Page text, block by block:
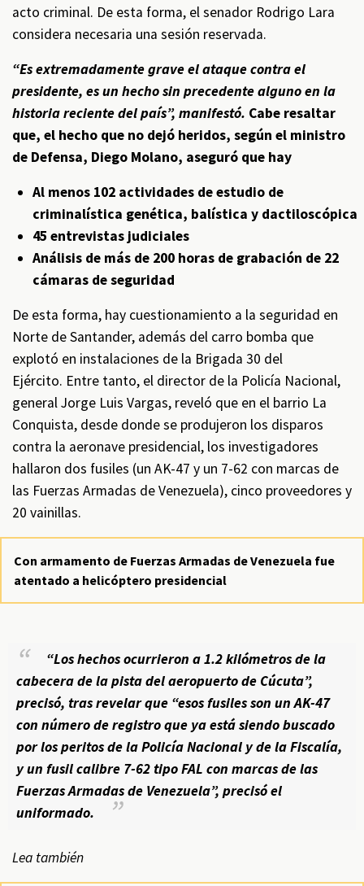
acto criminal. De esta forma, el senador Rodrigo Lara
considera necesaria una sesión reservada.
“Es extremadamente grave el ataque contra el
presidente, es un hecho sin precedente alguno en la
historia reciente del país”, manifestó. Cabe resaltar
que, el hecho que no dejó heridos, según el ministro
de Defensa, Diego Molano, aseguró que hay
Al menos 102 actividades de estudio de
criminalística genética, balística y dactiloscópica
45 entrevistas judiciales
Análisis de más de 200 horas de grabación de 22
cámaras de seguridad
De esta forma, hay cuestionamiento a la seguridad en
Norte de Santander, además del carro bomba que
explotó en instalaciones de la Brigada 30 del
Ejército. Entre tanto, el director de la Policía Nacional,
general Jorge Luis Vargas, reveló que en el barrio La
Conquista, desde donde se produjeron los disparos
contra la aeronave presidencial, los investigadores
hallaron dos fusiles (un AK-47 y un 7-62 con marcas de
las Fuerzas Armadas de Venezuela), cinco proveedores y
20 vainillas.
Con armamento de Fuerzas Armadas de Venezuela fue
atentado a helicóptero presidencial
“Los hechos ocurrieron a 1.2 kilómetros de la
cabecera de la pista del aeropuerto de Cúcuta”,
precisó, tras revelar que “esos fusiles son un AK-47
con número de registro que ya está siendo buscado
por los peritos de la Policía Nacional y de la Fiscalía,
y un fusil calibre 7-62 tipo FAL con marcas de las
Fuerzas Armadas de Venezuela”, precisó el
uniformado.
Lea también